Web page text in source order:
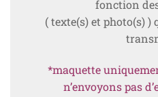
fonction
( texte(s) et photo(s) )
*maquette
n’envoyons pas